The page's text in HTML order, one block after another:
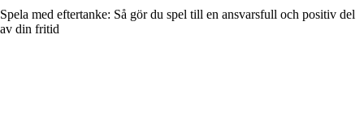
Spela med eftertanke: Så gör du spel till en ansvarsfull och positiv del
av din fritid